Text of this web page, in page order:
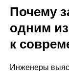
Почему
одним
к
Инженеры